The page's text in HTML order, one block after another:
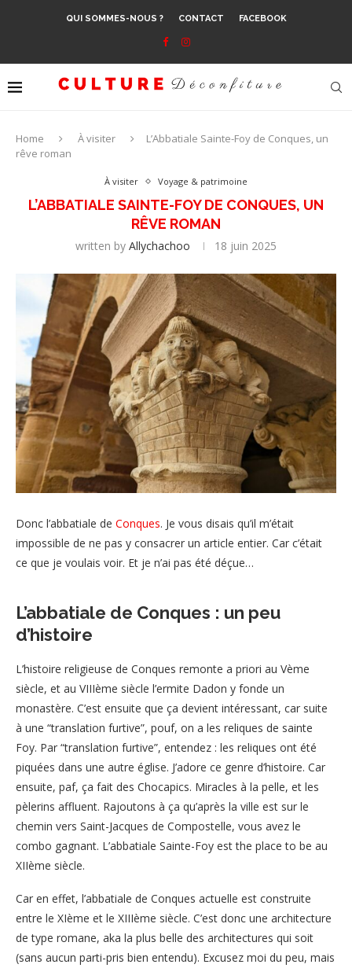
QUI SOMMES-NOUS ? CONTACT FACEBOOK
Home À visiter
L’Abbatiale Sainte-Foy de Conques, un
rêve roman
À visiter Voyage & patrimoine
L’ABBATIALE SAINTE-FOY DE CONQUES, UN
RÊVE ROMAN
written by Allychachoo 18 juin 2025
Donc l’abbatiale de Conques. Je vous disais qu’il m’était
impossible de ne pas y consacrer un article entier. Car c’était
ce que je voulais voir. Et je n’ai pas été déçue…
L’abbatiale de Conques : un peu
d’histoire
L’histoire religieuse de Conques remonte a priori au Vème
siècle, et au VIIIème siècle l’ermite Dadon y fonde un
monastère. C’est ensuite que ça devient intéressant, car suite
à une “translation furtive”, pouf, on a les reliques de sainte
Foy. Par “translation furtive”, entendez : les reliques ont été
piquées dans une autre église. J’adore ce genre d’histoire. Car
ensuite, paf, ça fait des Chocapics. Miracles à la pelle, et les
pèlerins affluent. Rajoutons à ça qu’après la ville est sur le
chemin vers Saint-Jacques de Compostelle, vous avez le
combo gagnant. L’abbatiale Sainte-Foy est the place to be au
XIIème siècle.
Car en effet, l’abbatiale de Conques actuelle est construite
entre le XIème et le XIIIème siècle. C’est donc une architecture
de type romane, aka la plus belle des architectures qui soit
(sans aucun parti-pris bien entendu). Excusez moi du peu, mais